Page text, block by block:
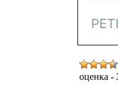
оценка -